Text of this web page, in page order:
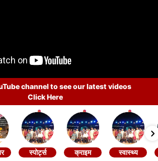
channel to see our latest videos
Click Here
स्पोर्ट्स क्राइम स्वास्थ्य